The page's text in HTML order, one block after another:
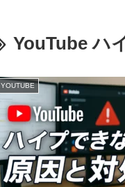
YouTube ハ
YOUTUBE